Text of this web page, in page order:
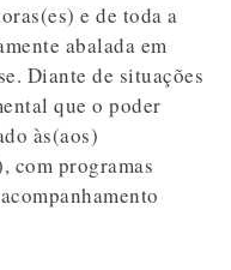
e de toda a
abalada em
Diante de situações
que o poder
às(aos)
com programas